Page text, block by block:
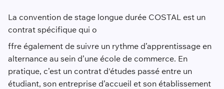
La convention de stage longue durée COSTAL est un
contrat spécifique qui o
ffre également de suivre un rythme d’apprentissage en
alternance au sein d’une école de commerce. En
pratique, c’est un contrat d'études passé entre un
étudiant, son entreprise d’accueil et son établissement